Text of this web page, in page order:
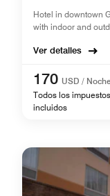
Hotel in downtown
with indoor and
Ver detalles
170 USD /
Todos los
incluidos